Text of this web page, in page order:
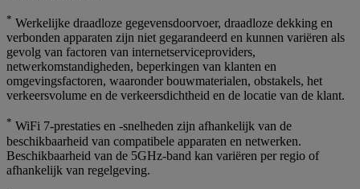
* Werkelijke draadloze gegevensdoorvoer, draadloze dekking en
verbonden apparaten zijn niet gegarandeerd en kunnen variëren als
gevolg van factoren van internetserviceproviders,
netwerkomstandigheden, beperkingen van klanten en
omgevingsfactoren, waaronder bouwmaterialen, obstakels, het
verkeersvolume en de verkeersdichtheid en de locatie van de klant.
* WiFi 7-prestaties en -snelheden zijn afhankelijk van de
beschikbaarheid van compatibele apparaten en netwerken.
Beschikbaarheid van de 5GHz-band kan variëren per regio of
afhankelijk van regelgeving.